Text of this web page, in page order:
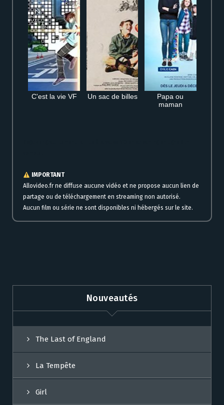
C'est la vie VF Un sac de billes
Papa ou
maman
IMPORTANT
Allovideo.fr ne diffuse aucune vidéo et ne propose aucun lien de
partage ou de téléchargement en streaming non autorisé.
Aucun film ou série ne sont disponibles ni hébergés sur le site.
Nouveautés
The Last of England
La Tempête
Girl